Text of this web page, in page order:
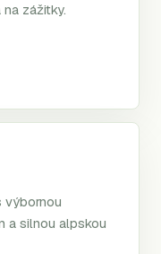
zážitky.
výbornou
a silnou alpskou